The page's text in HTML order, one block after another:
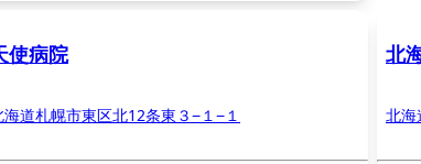
使病院
海道札幌市東区北12条東３−１−１
北
北海